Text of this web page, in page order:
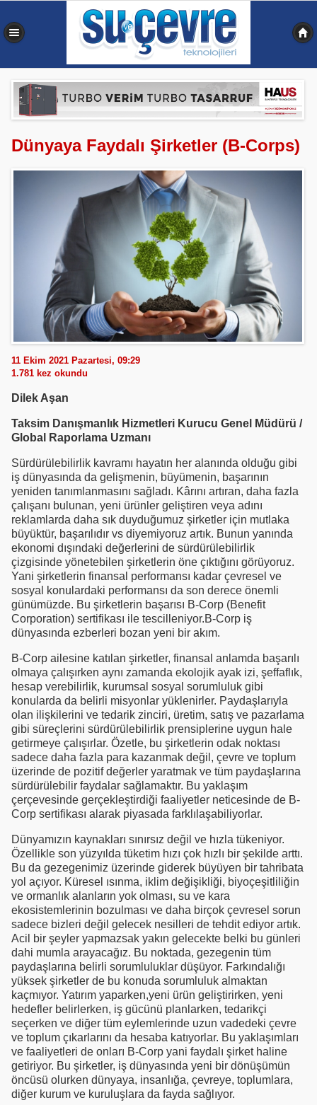
Dünyaya Faydalı Şirketler (B-Corps)
11 Ekim 2021 Pazartesi, 09:29
1.781 kez okundu
Dilek Aşan
Taksim Danışmanlık Hizmetleri Kurucu Genel Müdürü /
Global Raporlama Uzmanı
Sürdürülebilirlik kavramı hayatın her alanında olduğu gibi
iş dünyasında da gelişmenin, büyümenin, başarının
yeniden tanımlanmasını sağladı. Kârını artıran, daha fazla
çalışanı bulunan, yeni ürünler geliştiren veya adını
reklamlarda daha sık duyduğumuz şirketler için mutlaka
büyüktür, başarılıdır vs diyemiyoruz artık. Bunun yanında
ekonomi dışındaki değerlerini de sürdürülebilirlik
çizgisinde yönetebilen şirketlerin öne çıktığını görüyoruz.
Yani şirketlerin finansal performansı kadar çevresel ve
sosyal konulardaki performansı da son derece önemli
günümüzde. Bu şirketlerin başarısı B-Corp (Benefit
Corporation) sertifikası ile tescilleniyor.B-Corp iş
dünyasında ezberleri bozan yeni bir akım.
B-Corp ailesine katılan şirketler, finansal anlamda başarılı
olmaya çalışırken aynı zamanda ekolojik ayak izi, şeffaflık,
hesap verebilirlik, kurumsal sosyal sorumluluk gibi
konularda da belirli misyonlar yüklenirler. Paydaşlarıyla
olan ilişkilerini ve tedarik zinciri, üretim, satış ve pazarlama
gibi süreçlerini sürdürülebilirlik prensiplerine uygun hale
getirmeye çalışırlar. Özetle, bu şirketlerin odak noktası
sadece daha fazla para kazanmak değil, çevre ve toplum
üzerinde de pozitif değerler yaratmak ve tüm paydaşlarına
sürdürülebilir faydalar sağlamaktır. Bu yaklaşım
çerçevesinde gerçekleştirdiği faaliyetler neticesinde de B-
Corp sertifikası alarak piyasada farklılaşabiliyorlar.
Dünyamızın kaynakları sınırsız değil ve hızla tükeniyor.
Özellikle son yüzyılda tüketim hızı çok hızlı bir şekilde arttı.
Bu da gezegenimiz üzerinde giderek büyüyen bir tahribata
yol açıyor. Küresel ısınma, iklim değişikliği, biyoçeşitliliğin
ve ormanlık alanların yok olması, su ve kara
ekosistemlerinin bozulması ve daha birçok çevresel sorun
sadece bizleri değil gelecek nesilleri de tehdit ediyor artık.
Acil bir şeyler yapmazsak yakın gelecekte belki bu günleri
dahi mumla arayacağız. Bu noktada, gezegenin tüm
paydaşlarına belirli sorumluluklar düşüyor. Farkındalığı
yüksek şirketler de bu konuda sorumluluk almaktan
kaçmıyor. Yatırım yaparken,yeni ürün geliştirirken, yeni
hedefler belirlerken, iş gücünü planlarken, tedarikçi
seçerken ve diğer tüm eylemlerinde uzun vadedeki çevre
ve toplum çıkarlarını da hesaba katıyorlar. Bu yaklaşımları
ve faaliyetleri de onları B-Corp yani faydalı şirket haline
getiriyor. Bu şirketler, iş dünyasında yeni bir dönüşümün
öncüsü olurken dünyaya, insanlığa, çevreye, toplumlara,
diğer kurum ve kuruluşlara da fayda sağlıyor.
0,377 sn